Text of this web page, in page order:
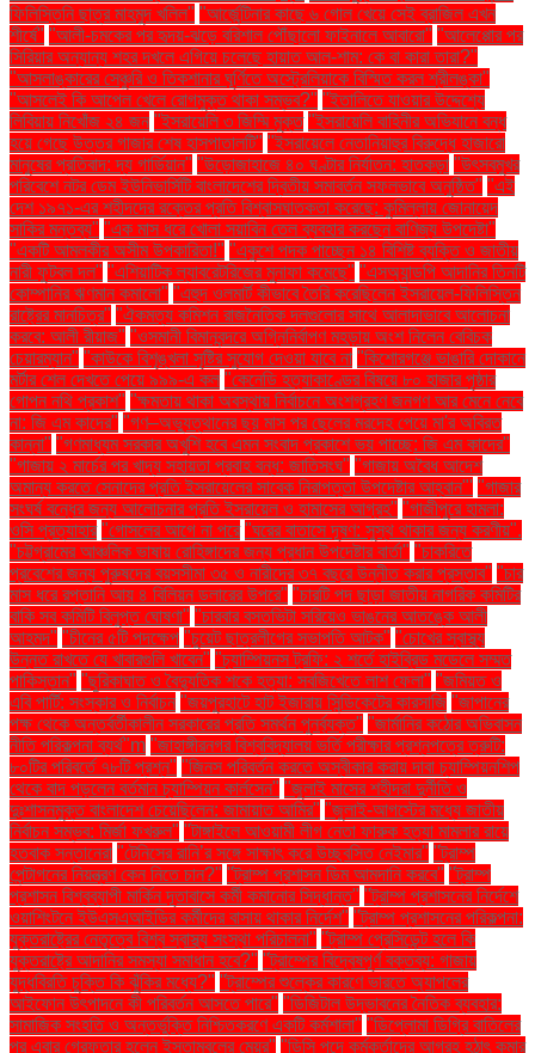
ফিলিস্তিনি ছাত্র মাহমুদ খলিল" "আর্জেন্টিনার কাছে ৬ গোল খেয়ে সেই ব্রাজিল এখন
শীর্ষে" "আলী-চমকের পর হৃদয়-ঝড়ে বরিশাল পৌঁছালো ফাইনালে আবারো" "আলেপ্পোর পর
সিরিয়ার অন্যান্য শহর দখলে এগিয়ে চলেছে হায়াত আল-শাম: কে বা কারা তারা?"
"আসলাঙ্কারের সেঞ্চুরি ও তিকশানার ঘূর্ণিতে অস্ট্রেলিয়াকে বিস্মিত করল শ্রীলঙ্কা"
"আসলেই কি আপেল খেলে রোগমুক্ত থাকা সম্ভব?" "ইতালিতে যাওয়ার উদ্দেশ্যে
লিবিয়ায় নিখোঁজ ২৪ জন "ইসরায়েলি ৩ জিম্মি মুক্ত "ইসরায়েলি বাহিনীর অভিযানে বন্ধ
হয়ে গেছে উত্তর গাজার শেষ হাসপাতালটি" "ইসরায়েলে নেতানিয়াহুর বিরুদ্ধে হাজারো
মানুষের প্রতিবাদ: দ্য গার্ডিয়ান" "উড়োজাহাজে ৪০ ঘণ্টার নির্যাতন: হাতকড়া "উৎসবমুখর
পরিবেশে নটর ডেম ইউনিভার্সিটি বাংলাদেশের দ্বিতীয় সমাবর্তন সফলভাবে অনুষ্ঠিত" "এই
দেশ ১৯৭১-এর শহীদদের রক্তের প্রতি বিশ্বাসঘাতকতা করেছে: কুমিল্লায় জোনায়েদ
সাকির মন্তব্য" "এক মাস ধরে খোলা সয়াবিন তেল ব্যবহার করছেন বাণিজ্য উপদেষ্টা"
"একটি আমলকীর অসীম উপকারিতা!" "একুশে পদক পাচ্ছেন ১৪ বিশিষ্ট ব্যক্তি ও জাতীয়
নারী ফুটবল দল" "এশিয়াটিক ল্যাবরেটরিজের মুনাফা কমেছে" "এসঅ্যান্ডপি আদানির তিনটি
কোম্পানির ঋণমান কমালো" "এহুদ ওলমার্ট কীভাবে তৈরি করেছিলেন ইসরায়েল-ফিলিস্তিন
রাষ্ট্রের মানচিত্র" "ঐকমত্য কমিশন রাজনৈতিক দলগুলোর সাথে আলাদাভাবে আলোচনা
করবে: আলী রীয়াজ" "ওসমানী বিমানবন্দরে অগ্নিনির্বাপণ মহড়ায় অংশ নিলেন বেবিচক
চেয়ারম্যান" "কাউকে বিশৃঙ্খলা সৃষ্টির সুযোগ দেওয়া যাবে না "কিশোরগঞ্জে ভাঙারি দোকানে
মর্টার শেল দেখতে পেয়ে ৯৯৯-এ কল "কেনেডি হত্যাকাণ্ডের বিষয়ে ৮০ হাজার পৃষ্ঠার
গোপন নথি প্রকাশ" "ক্ষমতায় থাকা অবস্থায় নির্বাচনে অংশগ্রহণ জনগণ আর মেনে নেবে
না: জি এম কাদের" "গণ–অভ্যুত্থানের ছয় মাস পর ছেলের মরদেহ পেয়ে মা'র অবিরত
কান্না" "গণমাধ্যম সরকার অখুশি হবে এমন সংবাদ প্রকাশে ভয় পাচ্ছে: জি এম কাদের"
"গাজায় ২ মার্চের পর খাদ্য সহায়তা প্রবাহ বন্ধ: জাতিসংঘ" "গাজায় অবৈধ আদেশ
অমান্য করতে সেনাদের প্রতি ইসরায়েলের সাবেক নিরাপত্তা উপদেষ্টার আহ্বান"' "গাজার
সংঘর্ষ বন্ধের জন্য আলোচনার প্রতি ইসরায়েল ও হামাসের আগ্রহ" "গাজীপুরে হামলা:
ওসি প্রত্যাহার "গোসলের আগে না পরে "ঘরের বাতাসে দূষণ: সুস্থ থাকার জন্য করণীয়".
"চট্টগ্রামের আঞ্চলিক ভাষায় রোহিঙ্গাদের জন্য প্রধান উপদেষ্টার বার্তা" "চাকরিতে
প্রবেশের জন্য পুরুষদের বয়সসীমা ৩৫ ও নারীদের ৩৭ বছরে উন্নীত করার প্রস্তাব" "চার
মাস ধরে রপ্তানি আয় ৪ বিলিয়ন ডলারের উপরে" "চারটি পদ ছাড়া জাতীয় নাগরিক কমিটির
বাকি সব কমিটি বিলুপ্ত ঘোষণা" "চারবার বসতভিটা সরিয়েও ভাঙনের আতঙ্কে আলী
আহমদ" "চীনের ৫টি পদক্ষেপ "চুয়েট ছাত্রলীগের সভাপতি আটক" "চোখের স্বাস্থ্য
উন্নত রাখতে যে খাবারগুলি খাবেন" "চ্যাম্পিয়নস ট্রফি: ২ শর্তে হাইব্রিড মডেলে সম্মত
পাকিস্তান" "ছুরিকাঘাত ও বৈদ্যুতিক শকে হত্যা: সবজিখেতে লাশ ফেলা" "জমিয়ত ও
এবি পার্টি: সংস্কার ও নির্বাচন "জয়পুরহাটে হাট ইজারায় সিন্ডিকেটের কারসাজি "জাপানের
পক্ষ থেকে অন্তর্বর্তীকালীন সরকারের প্রতি সমর্থন পুনর্ব্যক্ত" "জার্মানির কঠোর অভিবাসন
নীতি পরিকল্পনা ব্যর্থ"m "জাহাঙ্গীরনগর বিশ্ববিদ্যালয় ভর্তি পরীক্ষার প্রশ্নপত্রে ত্রুটি:
৮০টির পরিবর্তে ৭৮টি প্রশ্ন" "জিনস পরিবর্তন করতে অস্বীকার করায় দাবা চ্যাম্পিয়নশিপ
থেকে বাদ পড়লেন বর্তমান চ্যাম্পিয়ন কার্লসেন" "জুলাই মাসের শহীদরা দুর্নীতি ও
দুঃশাসনমুক্ত বাংলাদেশ চেয়েছিলেন: জামায়াত আমির" "জুলাই-আগস্টের মধ্যে জাতীয়
নির্বাচন সম্ভব: মির্জা ফখরুল" "টাঙ্গাইলে আওয়ামী লীগ নেতা ফারুক হত্যা মামলার রায়ে
হতবাক সন্তানেরা "টেনিসের রানি’র সঙ্গে সাক্ষাৎ করে উচ্ছ্বসিত নেইমার" "ট্রাম্প
পেন্টাগনের নিয়ন্ত্রণ কেন নিতে চান?" "ট্রাম্প প্রশাসন ডিম আমদানি করবে" "ট্রাম্প
প্রশাসন বিশ্বব্যাপী মার্কিন দূতাবাসে কর্মী কমানোর সিদ্ধান্ত" "ট্রাম্প প্রশাসনের নির্দেশে
ওয়াশিংটনে ইউএসএআইডির কর্মীদের বাসায় থাকার নির্দেশ" "ট্রাম্প প্রশাসনের পরিকল্পনা:
যুক্তরাষ্ট্রের নেতৃত্বে বিশ্ব স্বাস্থ্য সংস্থা পরিচালনা" "ট্রাম্প প্রেসিডেন্ট হলে কি
যুক্তরাষ্ট্রে আদানির সমস্যা সমাধান হবে?" "ট্রাম্পের বিদ্বেষপূর্ণ বক্তব্য: গাজায়
যুদ্ধবিরতি চুক্তি কি ঝুঁকির মধ্যে?" "ট্রাম্পের শুল্কের কারণে ভারতে অ্যাপলের
আইফোন উৎপাদনে কী পরিবর্তন আসতে পারে" "ডিজিটাল উদ্ভাবনের নৈতিক ব্যবহার:
সামাজিক সংহতি ও অন্তর্ভুক্তি নিশ্চিতকরণে একটি কর্মশালা" "ডিপ্লোমা ডিগ্রি বাতিলের
পর এবার গ্রেফতার হলেন ইস্তাম্বুলের মেয়র" "ডিসি পদে কর্মকর্তাদের আগ্রহ হঠাৎ কমার